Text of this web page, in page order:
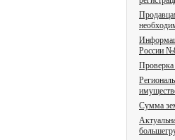
России
Проверка
Сумма